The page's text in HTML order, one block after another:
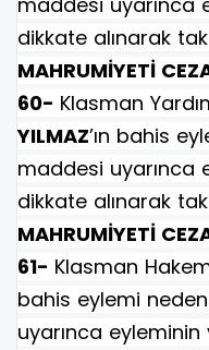
dikkate alınarak
MAHRUMİYETİ
60- Klasman
YILMAZ’ın bahis
maddesi uyarınca
dikkate alınarak
MAHRUMİYETİ
61- Klasman
bahis eylemi
uyarınca